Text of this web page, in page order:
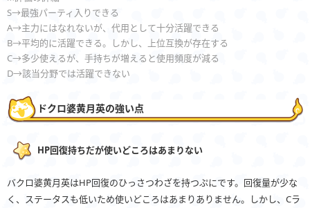
S→最強パーティ入りできる
A→主力にはなれないが、代用として十分活躍できる
B→平均的に活躍できる。しかし、上位互換が存在する
C→多少使えるが、手持ちが増えると使用頻度が減る
D→該当分野では活躍できない
ドクロ婆黄月英の強い点
HP回復持ちだが使いどころはあまりない
バクロ婆黄月英はHP回復のひっさつわざを持つぷにです。回復量が少な
く、ステータスも低いため使いどころはあまりありません。しかし、Cラ